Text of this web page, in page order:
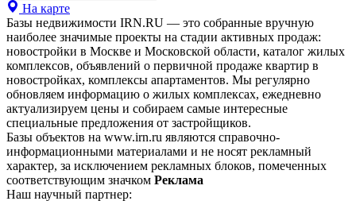
На карте
Базы недвижимости IRN.RU — это собранные вручную
наиболее значимые проекты на стадии активных продаж:
новостройки в Москве и Московской области, каталог жилых
комплексов, объявлений о первичной продаже квартир в
новостройках, комплексы апартаментов. Мы регулярно
обновляем информацию о жилых комплексах, ежедневно
актуализируем цены и собираем самые интересные
специальные предложения от застройщиков.
Базы объектов на www.irn.ru являются справочно-
информационными материалами и не носят рекламный
характер, за исключением рекламных блоков, помеченных
соответствующим значком Реклама
Наш научный партнер: